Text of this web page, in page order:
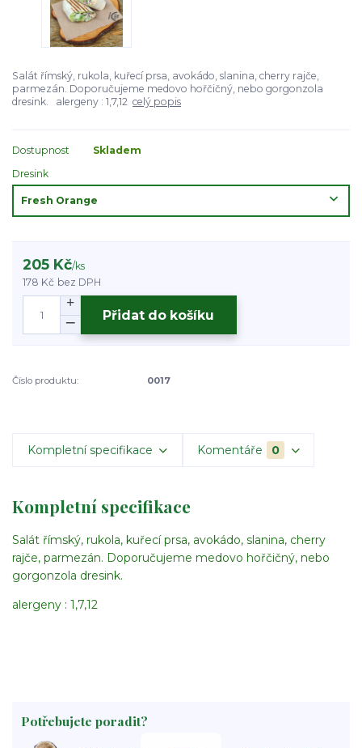
Salát římský, rukola, kuřecí prsa, avokádo, slanina, cherry rajče,
parmezán. Doporučujeme medovo hořčičný, nebo gorgonzola
dresink. alergeny : 1,7,12 celý popis
Dostupnost
Skladem
Dresink
205 Kč/ks
178 Kč bez DPH
Přidat do košíku
Číslo produktu: 0017
Kompletní specifikace Komentáře 0
Kompletní specifikace
Salát římský, rukola, kuřecí prsa, avokádo, slanina, cherry
rajče, parmezán. Doporučujeme medovo hořčičný, nebo
gorgonzola dresink.
alergeny : 1,7,12
Potřebujete poradit?